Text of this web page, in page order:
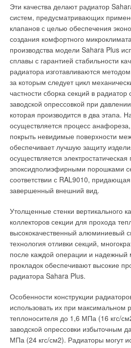
Эти качества делают радиатор
систем, предусматривающих
клапанов с целью обеспечения
создания комфортного
производства модели Sahara Plus
сплавы с гарантией стабильности
радиатора изготавливаются
за которым следует цикл
частности сборка секций в
заводской опрессовкой при
которая производится в два этапа.
осуществляется процесс
покрыть невидимые поверхности
обеспечивает лучшую защиту
осуществляется электростатическая
эпоксидполиэфирными порошками
соответствии с RAL9010,
завершенный внешний вид.
Утолщенные стенки вертикального
коллекторов секции для прохода
высококачественный алюминиевый
технология отливки секций,
после каждой операции и надежный
прокладок обеспечивают высокие
радиатора Sahara Plus.
Особенности конструкции
использовать их при максимальном
теплоносителя до 1,6 МПа (16 кгс/
заводской опрессовки избыточным
МПа (24 кгс/см2). Радиаторы могут
котел некоторые фирмы стали
при помощи запорной арматуры с
электроприводом, но это не совсем
3.На рис. 4 (cтр. 40) показана
которая лишена практически всех
недостатков. В нее введен новый
К8, описание которого вы не
справочнике и СНиП-е. Элемент К8
гидравлический
в простонародье, гидравлическая
В №3 журнала АВОК за 2002 г.
технических наук П.А. Хаванова
схемы автономных источников
коллекторами малых перепадов
гидравлический распределитель.
Сам по себе гидравлический
собой короткозамкнутый участок,
гидравлическое сопротивление, он
осуществляет гидравлическое
нагрузки, т.е. работает золотое
нагрузки работают по своим
другу;
является фильтром-отстойником
служит сборником воздуха и
Некоторые производители в своих
распределителях в верхней зоне
называемую «отбойную доску», с